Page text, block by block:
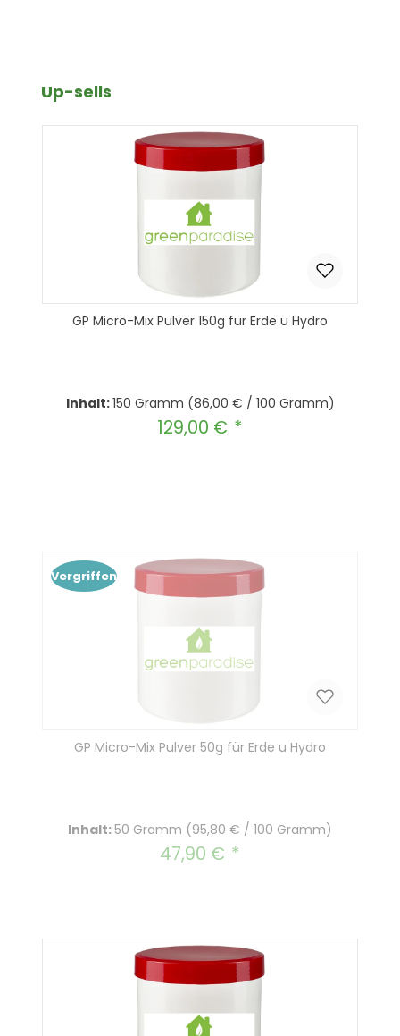
Produktgalerie überspringen
Up-sells
GP Micro-Mix Pulver 150g für Erde u Hydro
Inhalt:150 Gramm (86,00 € / 100 Gramm)
Regulärer Preis:
129,00 €
Vergriffen
GP Micro-Mix Pulver 50g für Erde u Hydro
Inhalt:50 Gramm (95,80 € / 100 Gramm)
Regulärer Preis:
47,90 €